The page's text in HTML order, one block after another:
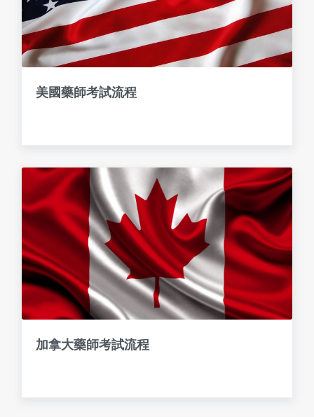
美國藥師考試流程
加拿大藥師考試流程